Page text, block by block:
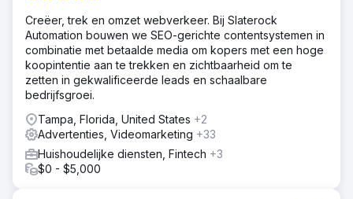
Creëer, trek en omzet webverkeer. Bij Slaterock
Automation bouwen we SEO-gerichte contentsystemen in
combinatie met betaalde media om kopers met een hoge
koopintentie aan te trekken en zichtbaarheid om te
zetten in gekwalificeerde leads en schaalbare
bedrijfsgroei.
Tampa, Florida, United States +2
Advertenties, Videomarketing +33
Huishoudelijke diensten, Fintech +3
$0 - $5,000